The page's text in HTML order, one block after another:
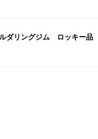
ダリングジム ロッキー品